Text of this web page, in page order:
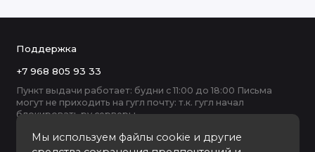
Мы используем файлы cookie и другие
Поддержка
+7 968 805 93 33
Пункт выдачи работает: будни с 11:00 до 18:00 Письма
могут не приходить на гугл почту: т.к. гугл начал
блокировать ру серверы